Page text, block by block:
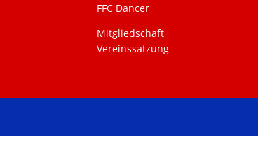
FFC Dancer
Mitgliedschaft
Vereinssatzung